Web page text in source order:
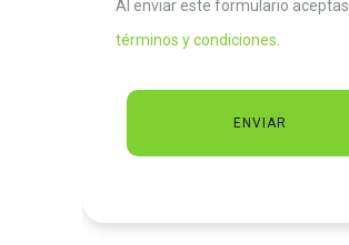
Al enviar este formulario aceptas
términos y condiciones